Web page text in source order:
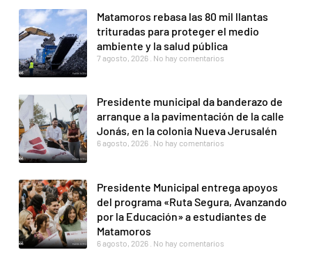
Matamoros rebasa las 80 mil llantas
trituradas para proteger el medio
ambiente y la salud pública
7 agosto, 2026 No hay comentarios
Presidente municipal da banderazo de
arranque a la pavimentación de la calle
Jonás, en la colonia Nueva Jerusalén
6 agosto, 2026 No hay comentarios
Presidente Municipal entrega apoyos
del programa «Ruta Segura, Avanzando
por la Educación» a estudiantes de
Matamoros
6 agosto, 2026 No hay comentarios